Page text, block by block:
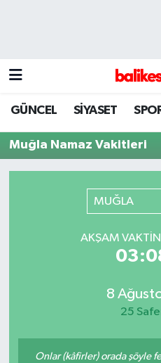
GÜNCEL SİYASET
Muğla Namaz Vakitleri
MUĞLA
AKŞAM
8
25
Onlar (kâfirler) orada şöyle